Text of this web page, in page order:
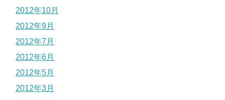
2012年10月
2012年9月
2012年7月
2012年6月
2012年5月
2012年3月